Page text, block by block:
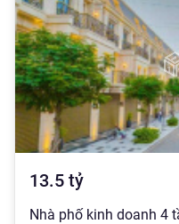
13.5 tỷ